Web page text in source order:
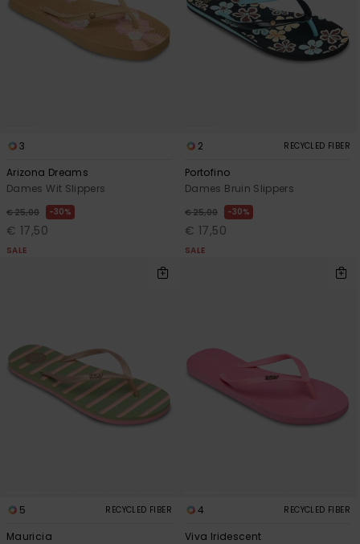
3
Arizona Dreams
Dames Wit Slippers
€ 25,00 30%
€ 17,50
SALE
2 RECYCLED FIBER
Portofino
Dames Bruin Slippers
€ 25,00 30%
€ 17,50
SALE
5 RECYCLED FIBER
Mauricia
4 RECYCLED FIBER
Viva Iridescent